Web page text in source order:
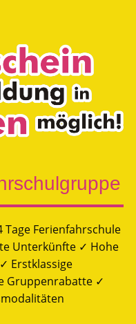
Ferienfahrschule
Unterkünfte ✓ Hohe
Erstklassige
Gruppenrabatte ✓